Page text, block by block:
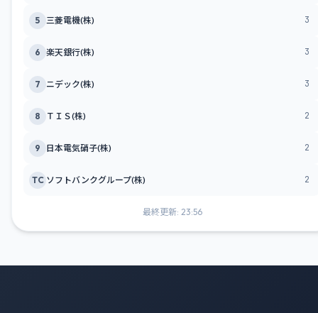
5 三菱電機(株) 3
6 楽天銀行(株) 3
7 ニデック(株) 3
8 ＴＩＳ(株) 2
9 日本電気硝子(株) 2
TC ソフトバンクグループ(株) 2
最終更新: 23:56